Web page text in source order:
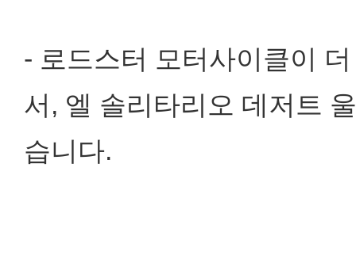
- 로드스터 모터사이클이
서, 엘 솔리타리오 데저트
습니다.